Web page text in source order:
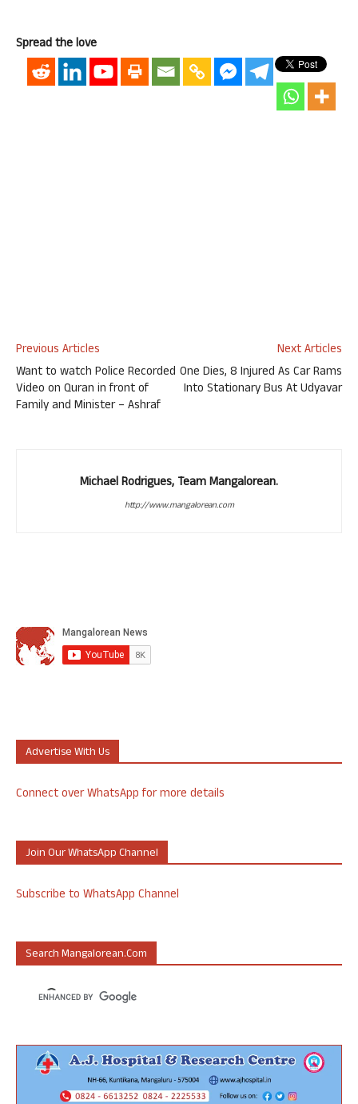
Spread the love
Previous Articles
Want to watch Police Recorded
Video on Quran in front of
Family and Minister – Ashraf
Next Articles
One Dies, 8 Injured As Car Rams
Into Stationary Bus At Udyavar
Michael Rodrigues, Team Mangalorean.
http://www.mangalorean.com
Advertise With Us
Connect over WhatsApp for more details
Join Our WhatsApp Channel
Subscribe to WhatsApp Channel
Search Mangalorean.com